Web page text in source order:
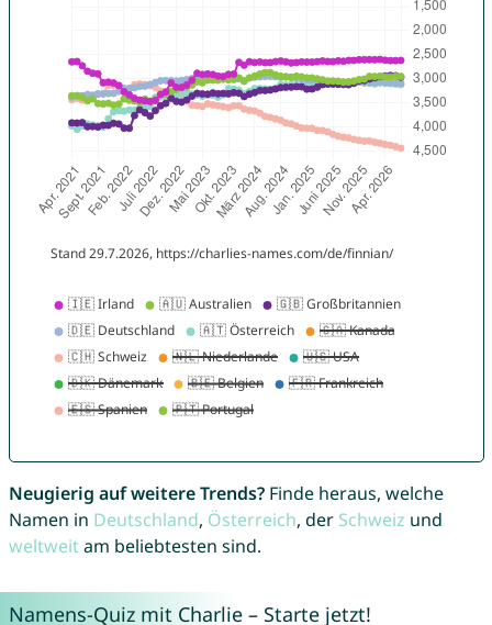
Neugierig auf weitere Trends?Finde heraus, welche
Namen in Deutschland, Österreich, der Schweiz und
weltweitam beliebtesten sind.
Namens-Quiz mit Charlie – Starte jetzt!